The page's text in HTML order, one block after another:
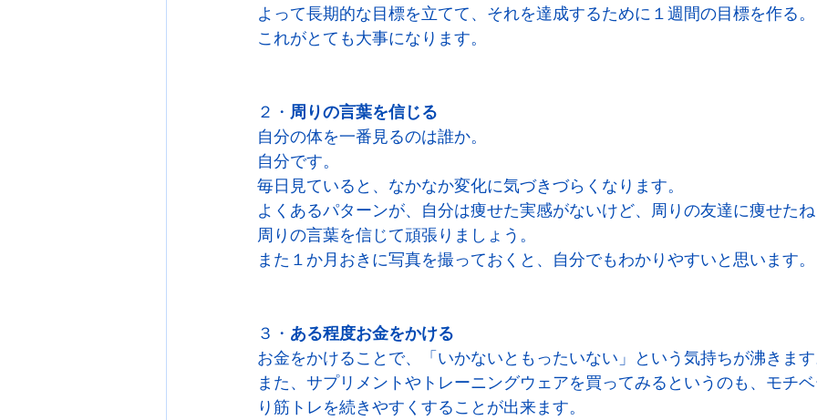
よって長期的な目標を立てて、それを達成するために１週間の目標を作る。
これがとても大事になります。
２・ 周りの言葉を信じる
自分の体を一番見るのは誰か。
自分です。
毎日見ていると、なかなか変化に気づきづらくなります。
よくあるパターンが、自分は痩せた実感がないけど、周りの友達に痩せたね
周りの言葉を信じて頑張りましょう。
また１か月おきに写真を撮っておくと、自分でもわかりやすいと思います。
３・ ある程度お金をかける
お金をかけることで、「いかないともったいない」という気持ちが沸きます
また、サプリメントやトレーニングウェアを買ってみるというのも、モチ
り筋トレを続きやすくすることが出来ます。